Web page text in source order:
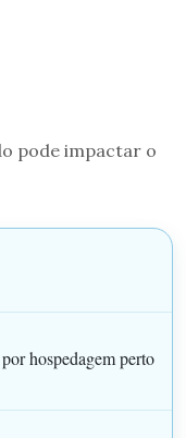
pode impactar o
hospedagem perto